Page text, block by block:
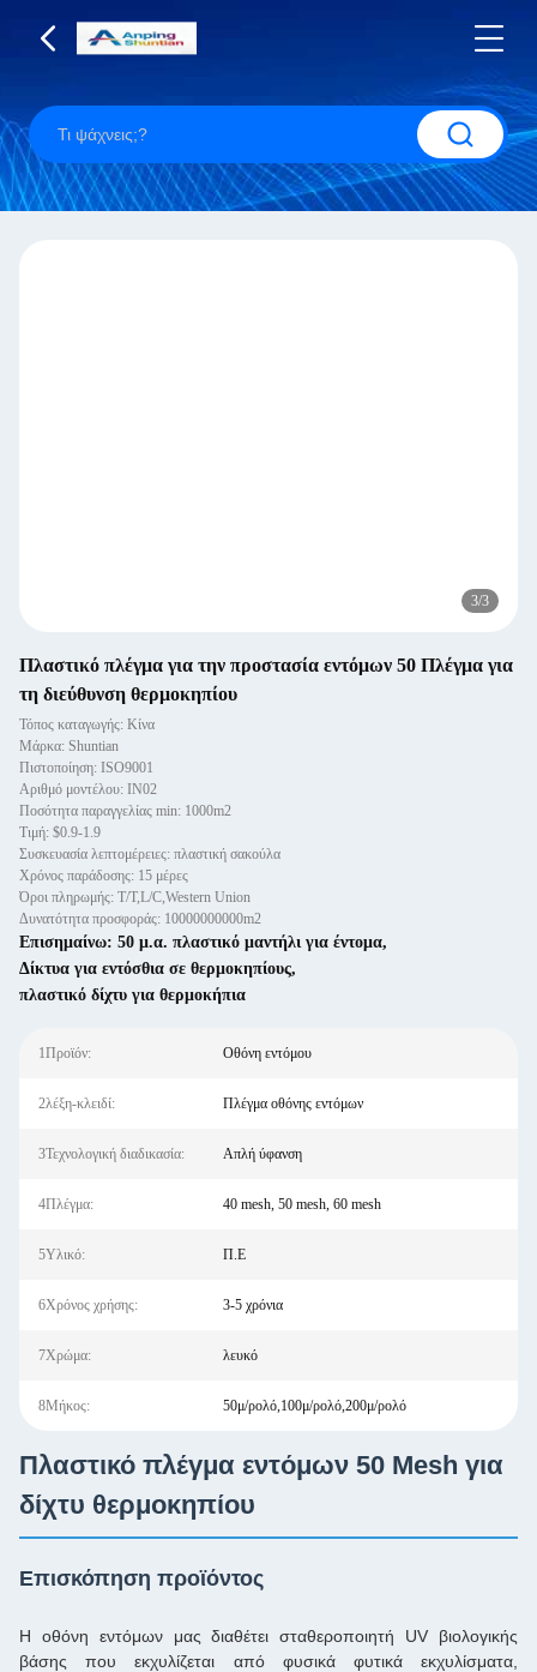
3/3
Πλαστικό πλέγμα για την προστασία εντόμων 50 Πλέγμα για
τη διεύθυνση θερμοκηπίου
Τόπος καταγωγής: Κίνα
Μάρκα: Shuntian
Πιστοποίηση: ISO9001
Αριθμό μοντέλου: IN02
Ποσότητα παραγγελίας min: 1000m2
Τιμή: $0.9-1.9
Συσκευασία λεπτομέρειες: πλαστική σακούλα
Χρόνος παράδοσης: 15 μέρες
Όροι πληρωμής: T/T,L/C,Western Union
Δυνατότητα προσφοράς: 10000000000m2
Επισημαίνω: 50 μ.α. πλαστικό μαντήλι για έντομα,
Δίκτυα για εντόσθια σε θερμοκηπίους,
πλαστικό δίχτυ για θερμοκήπια
1Προϊόν: Οθόνη εντόμου
2λέξη-κλειδί: Πλέγμα οθόνης εντόμων
3Τεχνολογική διαδικασία: Απλή ύφανση
4Πλέγμα: 40 mesh, 50 mesh, 60 mesh
5Υλικό: Π.Ε
6Χρόνος χρήσης: 3-5 χρόνια
7Χρώμα: λευκό
8Μήκος: 50μ/ρολό,100μ/ρολό,200μ/ρολό
Πλαστικό πλέγμα εντόμων 50 Mesh για
δίχτυ θερμοκηπίου
Επισκόπηση προϊόντος
Η οθόνη εντόμων μας διαθέτει σταθεροποιητή UV βιολογικής
βάσης που εκχυλίζεται από φυσικά φυτικά εκχυλίσματα,